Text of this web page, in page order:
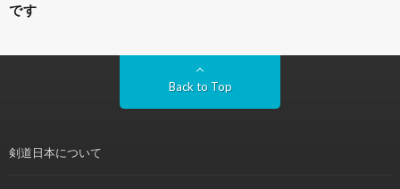
です
Back to Top
剣道日本について